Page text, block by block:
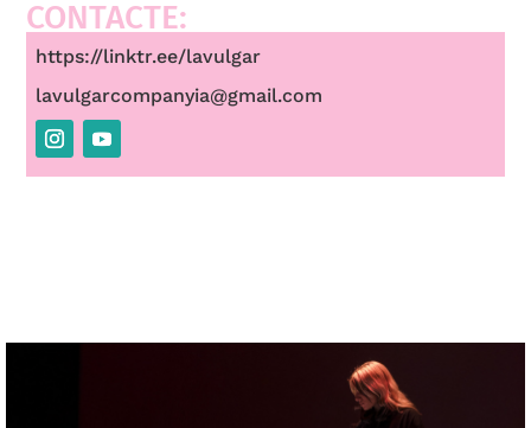
CONTACTE:
https://linktr.ee/lavulgar
lavulgarcompanyia@gmail.com